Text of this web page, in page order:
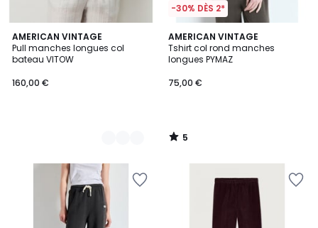
AMERICAN VINTAGE
Pull manches longues col
bateau VITOW
160,00 €
2
Couleurs
-30% DÈS 2*
AMERICAN VINTAGE
Tshirt col rond manches
longues PYMAZ
75,00 €
5
/
5
5
/